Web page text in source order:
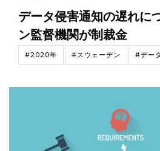
データ侵害通知の遅れに
ン監督機関が制裁金
#2020年 #スウェーデン #デー